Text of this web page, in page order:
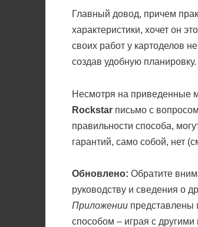
Главный довод, причем
характеристики, хочет он
своих работ у картоделов
создав удобную планировку.
Несмотря на приведенные
Rockstar письмо с
правильности способа,
гарантий, само собой, нет
Обновлено: Обратите
руководству и сведения о
Приложении представлены
способом – играя с другими